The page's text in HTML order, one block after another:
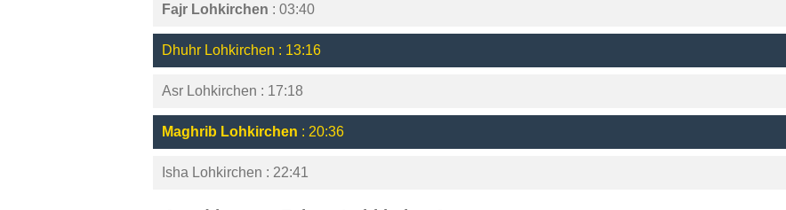
Fajr Lohkirchen : 03:40
Dhuhr Lohkirchen : 13:16
Asr Lohkirchen : 17:18
Maghrib Lohkirchen : 20:36
Isha Lohkirchen : 22:41